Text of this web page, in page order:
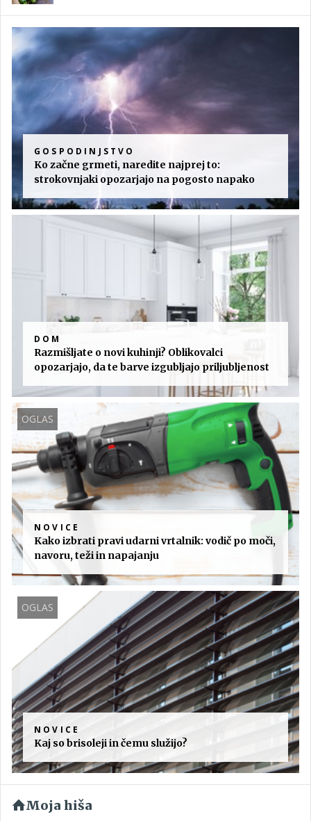
GOSPODINJSTVO
Ko začne grmeti, naredite najprej to:
strokovnjaki opozarjajo na pogosto napako
DOM
Razmišljate o novi kuhinji? Oblikovalci
opozarjajo, da te barve izgubljajo priljubljenost
OGLAS
NOVICE
Kako izbrati pravi udarni vrtalnik: vodič po moči,
navoru, teži in napajanju
OGLAS
NOVICE
Kaj so brisoleji in čemu služijo?
Moja hiša